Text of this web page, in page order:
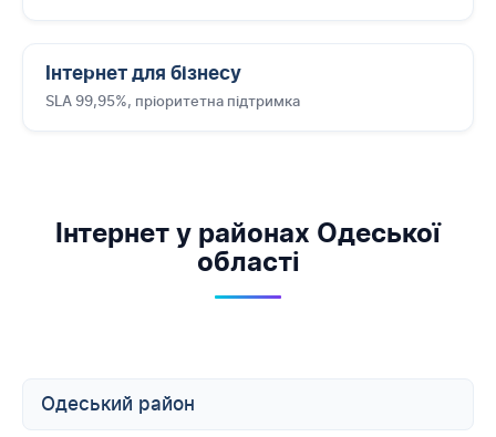
Інтернет для бізнесу
SLA 99,95%, пріоритетна підтримка
Інтернет у районах Одеської
області
Одеський район